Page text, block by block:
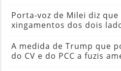
Porta-voz de Milei diz
xingamentos dos dois
A medida de Trump que
do CV e do PCC a fuzis